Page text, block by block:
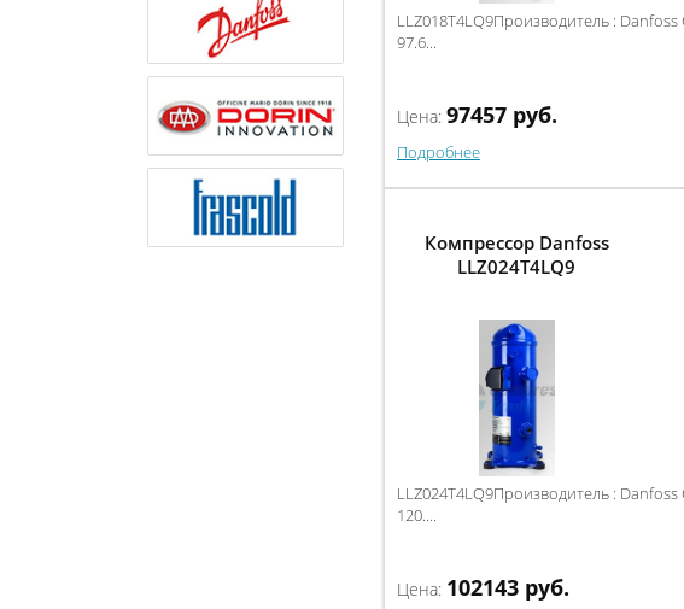
LLZ018T4LQ9Производитель :
97.6...
Цена: 97457 руб.
Подробнее
Компрессор Danfoss
LLZ024T4LQ9
LLZ024T4LQ9Производитель :
120....
Цена: 102143 руб.